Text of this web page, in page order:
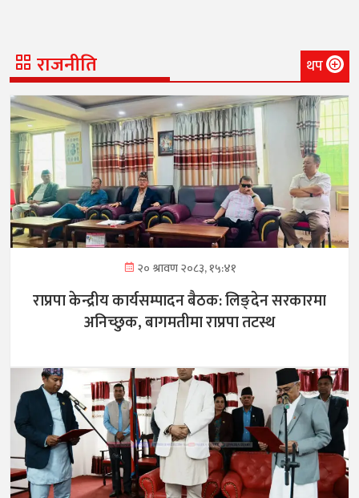
राजनीति थप
२० श्रावण २०८३, १५:४१
राप्रपा केन्द्रीय कार्यसम्पादन बैठक: लिङ्देन सरकारमा
अनिच्छुक, बागमतीमा राप्रपा तटस्थ